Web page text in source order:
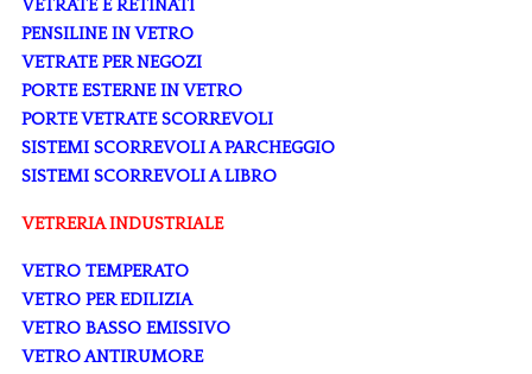
VETRATE E RETINATI
PENSILINE IN VETRO
VETRATE PER NEGOZI
PORTE ESTERNE IN VETRO
PORTE VETRATE SCORREVOLI
SISTEMI SCORREVOLI A PARCHEGGIO
SISTEMI SCORREVOLI A LIBRO
VETRERIA INDUSTRIALE
VETRO TEMPERATO
VETRO PER EDILIZIA
VETRO BASSO EMISSIVO
VETRO ANTIRUMORE